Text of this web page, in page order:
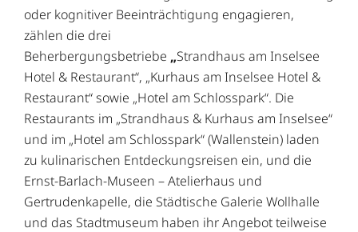
oder kognitiver Beeinträchtigung engagieren,
zählen die drei
Beherbergungsbetriebe „Strandhaus am Inselsee
Hotel & Restaurant“, „Kurhaus am Inselsee Hotel &
Restaurant“ sowie „Hotel am Schlosspark“. Die
Restaurants im „Strandhaus & Kurhaus am Inselsee“
und im „Hotel am Schlosspark“ (Wallenstein) laden
zu kulinarischen Entdeckungsreisen ein, und die
Ernst-Barlach-Museen – Atelierhaus und
Gertrudenkapelle, die Städtische Galerie Wollhalle
und das Stadtmuseum haben ihr Angebot teilweise